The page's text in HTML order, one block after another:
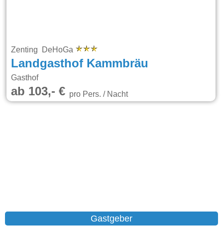
Zenting DeHoGa
Landgasthof Kammbräu
Gasthof
ab 103,- €pro Pers. / Nacht
Gastgeber